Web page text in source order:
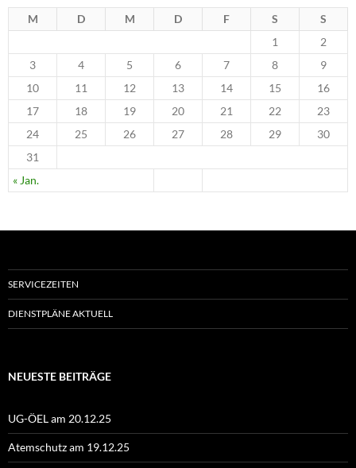
M D M D F S S
« Jan.
1
2
3
4 5 6 7 8
9
10
11 12 13 14 15
16
17
18 19 20 21 22
23
24
25 26 27 28 29
30
31
SERVICEZEITEN
DIENSTPLÄNE AKTUELL
NEUESTE BEITRÄGE
UG-ÖEL am 20.12.25
Atemschutz am 19.12.25